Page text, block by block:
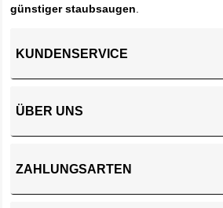
günstiger staubsaugen.
KUNDENSERVICE
ÜBER UNS
ZAHLUNGSARTEN